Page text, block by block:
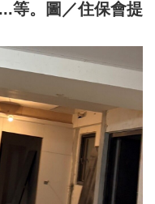
等。圖／住保會提